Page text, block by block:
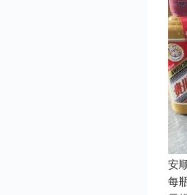
安
每